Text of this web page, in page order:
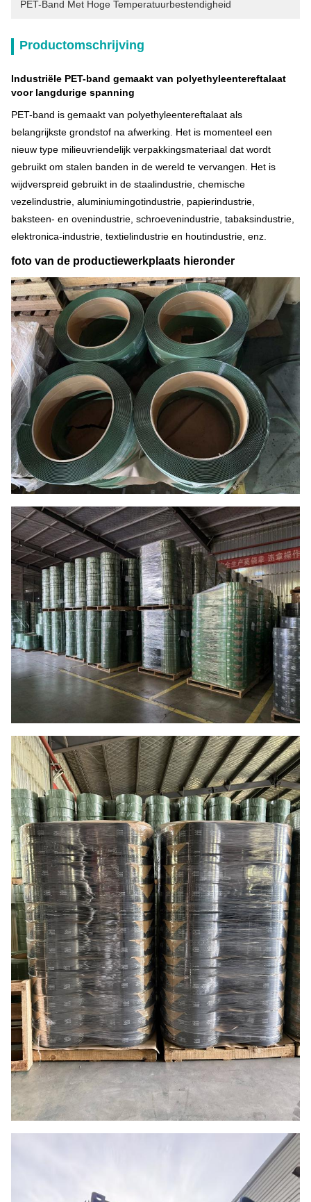
PET-Band Met Hoge Temperatuurbestendigheid
Productomschrijving
Industriële PET-band gemaakt van polyethyleentereftalaat
voor langdurige spanning
PET-band is gemaakt van polyethyleentereftalaat als
belangrijkste grondstof na afwerking. Het is momenteel een
nieuw type milieuvriendelijk verpakkingsmateriaal dat wordt
gebruikt om stalen banden in de wereld te vervangen. Het is
wijdverspreid gebruikt in de staalindustrie, chemische
vezelindustrie, aluminiumingotindustrie, papierindustrie,
baksteen- en ovenindustrie, schroevenindustrie, tabaksindustrie,
elektronica-industrie, textielindustrie en houtindustrie, enz.
foto van de productiewerkplaats hieronder